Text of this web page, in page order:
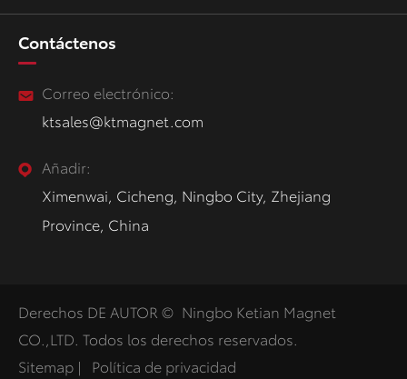
Contáctenos
Correo electrónico:
ktsales@ktmagnet.com
Añadir:
Ximenwai, Cicheng, Ningbo City, Zhejiang
Province, China
Derechos DE AUTOR © Ningbo Ketian Magnet
CO.,LTD. Todos los derechos reservados.
Sitemap | Política de privacidad